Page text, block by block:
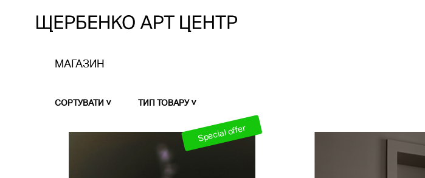
МАГАЗИН
СОРТУВАТИ ТИП ТОВАРУ
Special offer